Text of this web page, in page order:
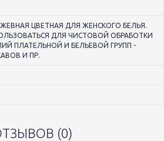
ЦВЕТНАЯ ДЛЯ ЖЕНСКОГО БЕЛЬЯ.
ДЛЯ ЧИСТОВОЙ ОБРАБОТКИ
ПЛАТЕЛЬНОЙ И БЕЛЬЕВОЙ ГРУПП -
И ПР.
(0)